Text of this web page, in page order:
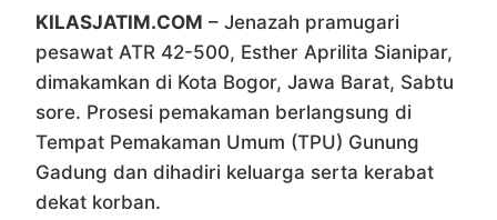
KILASJATIM.COM – Jenazah pramugari
pesawat ATR 42-500, Esther Aprilita Sianipar,
dimakamkan di Kota Bogor, Jawa Barat, Sabtu
sore. Prosesi pemakaman berlangsung di
Tempat Pemakaman Umum (TPU) Gunung
Gadung dan dihadiri keluarga serta kerabat
dekat korban.